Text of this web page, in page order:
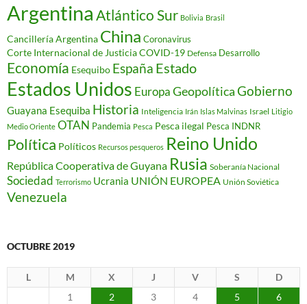
Argentina Atlántico Sur Bolivia Brasil
Cancillería Argentina China Coronavirus
Corte Internacional de JusticiaCOVID-19 Defensa Desarrollo
Economía Esequibo España Estado
Estados Unidos EuropaGeopolíticaGobierno
Guayana Esequiba Historia Inteligencia Irán Islas Malvinas Israel Litigio
Medio Oriente OTAN Pandemia Pesca Pesca ilegal Pesca INDNR
Política Políticos Recursos pesqueros Reino Unido
República Cooperativa de Guyana Rusia Soberanía Nacional
Sociedad Terrorismo Ucrania UNIÓN EUROPEA Unión Soviética
Venezuela
OCTUBRE 2019
L M X J V S
D
1
2 3 4 5
6